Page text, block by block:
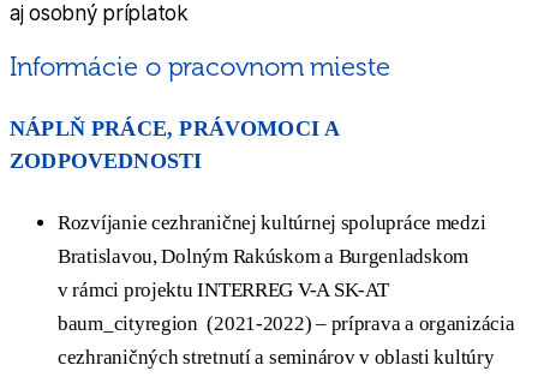
aj osobný príplatok
Informácie o pracovnom mieste
NÁPLŇ PRÁCE, PRÁVOMOCI A
ZODPOVEDNOSTI
Rozvíjanie cezhraničnej kultúrnej spolupráce medzi
Bratislavou, Dolným Rakúskom a Burgenladskom
v rámci projektu INTERREG V-A SK-AT
baum_cityregion (2021-2022) – príprava a organizácia
cezhraničných stretnutí a seminárov v oblasti kultúry